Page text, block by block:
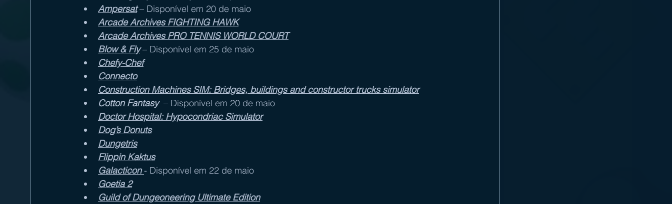
Ampersat – Disponível em 20 de maio
Arcade Archives FIGHTING HAWK
Arcade Archives PRO TENNIS WORLD COURT
Blow & Fly – Disponível em 25 de maio
Chefy-Chef
Connecto
Construction Machines SIM: Bridges, buildings and constructor trucks simulator
Cotton Fantasy
  – Disponível em 20 de maio
Doctor Hospital: Hypocondriac Simulator
Dog’s Donuts
Dungetris
Flippin Kaktus
Galacticon - Disponível em 22 de maio
Goetia 2
Guild of Dungeoneering Ultimate Edition